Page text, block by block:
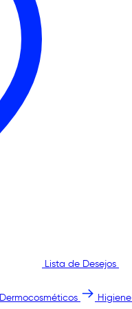
Lista de Desejos
Dermocosméticos Higiene